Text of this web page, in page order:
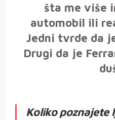
šta me više
automobil ili
Jedni tvrde da
Drugi da je
Koliko poznajete